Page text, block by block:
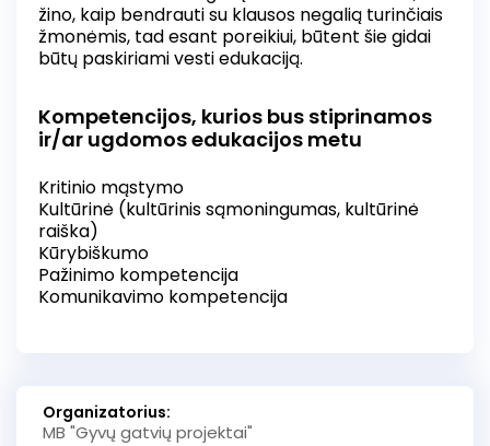
žino, kaip bendrauti su klausos negalią turinčiais
žmonėmis, tad esant poreikiui, būtent šie gidai
būtų paskiriami vesti edukaciją.
Kompetencijos, kurios bus stiprinamos
ir/ar ugdomos edukacijos metu
Kritinio mąstymo
Kultūrinė (kultūrinis sąmoningumas, kultūrinė
raiška)
Kūrybiškumo
Pažinimo kompetencija
Komunikavimo kompetencija
Organizatorius:
MB "Gyvų gatvių projektai"